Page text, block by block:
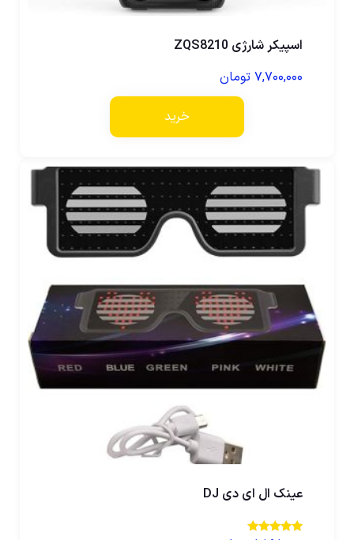
اسپیکر شارژی ZQS8210
۷,۷۰۰,۰۰۰ تومان
خرید
عینک ال ای دی DJ